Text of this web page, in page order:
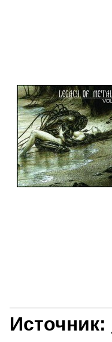
Источник: